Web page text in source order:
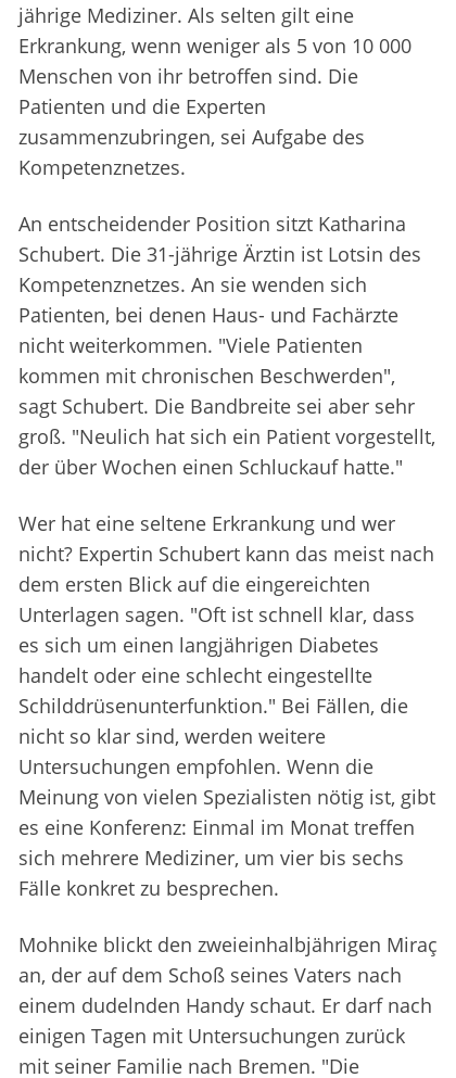
jährige Mediziner. Als selten gilt eine
Erkrankung, wenn weniger als 5 von 10 000
Menschen von ihr betroffen sind. Die
Patienten und die Experten
zusammenzubringen, sei Aufgabe des
Kompetenznetzes.
An entscheidender Position sitzt Katharina
Schubert. Die 31-jährige Ärztin ist Lotsin des
Kompetenznetzes. An sie wenden sich
Patienten, bei denen Haus- und Fachärzte
nicht weiterkommen. "Viele Patienten
kommen mit chronischen Beschwerden",
sagt Schubert. Die Bandbreite sei aber sehr
groß. "Neulich hat sich ein Patient vorgestellt,
der über Wochen einen Schluckauf hatte."
Wer hat eine seltene Erkrankung und wer
nicht? Expertin Schubert kann das meist nach
dem ersten Blick auf die eingereichten
Unterlagen sagen. "Oft ist schnell klar, dass
es sich um einen langjährigen Diabetes
handelt oder eine schlecht eingestellte
Schilddrüsenunterfunktion." Bei Fällen, die
nicht so klar sind, werden weitere
Untersuchungen empfohlen. Wenn die
Meinung von vielen Spezialisten nötig ist, gibt
es eine Konferenz: Einmal im Monat treffen
sich mehrere Mediziner, um vier bis sechs
Fälle konkret zu besprechen.
Mohnike blickt den zweieinhalbjährigen Miraç
an, der auf dem Schoß seines Vaters nach
einem dudelnden Handy schaut. Er darf nach
einigen Tagen mit Untersuchungen zurück
mit seiner Familie nach Bremen. "Die